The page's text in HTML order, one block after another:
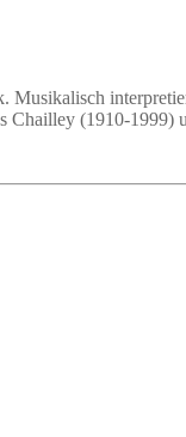
Chailley (1910-1999)